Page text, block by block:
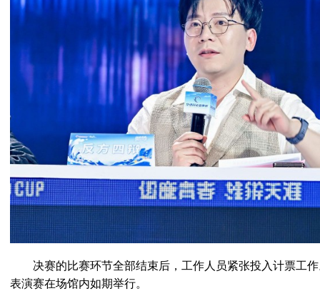
决赛的比赛环节全部结束后，工作人员紧张投入计票工
表演赛在场馆内如期举行。